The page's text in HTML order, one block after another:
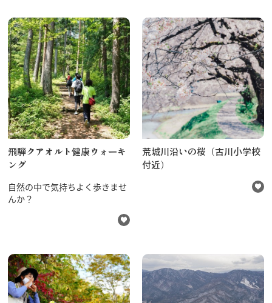
飛騨クアオルト健康ウォーキ
ング
自然の中で気持ちよく歩きませ
んか？
荒城川沿いの桜（古川小学校
付近）